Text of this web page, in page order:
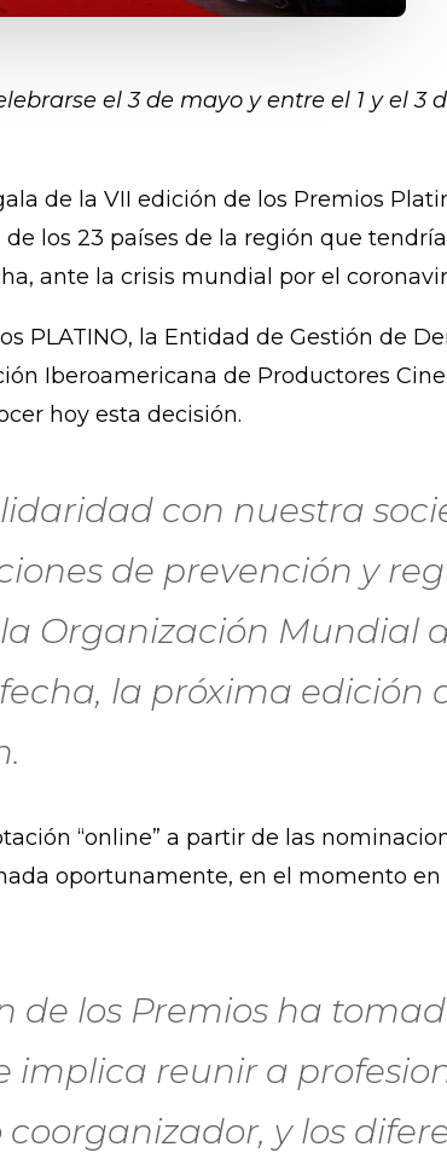
el 3 de mayo y entre el 1 y el
de la VII edición de los Premios
los 23 países de la región que
ante la crisis mundial por el
la Entidad de Gestión de
Iberoamericana de Productores
hoy esta decisión.
con nuestra
de prevención y
Organización Mundial
la próxima edición
“online” a partir de las
oportunamente, en el momento
los Premios ha
reunir a
coorganizador, y los